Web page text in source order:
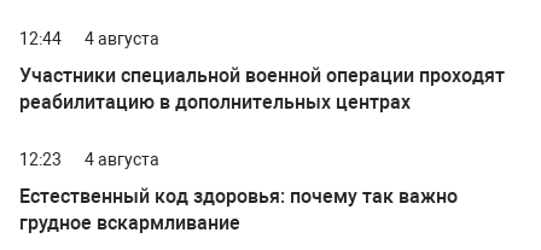
12:44 4 августа
Участники специальной военной операции проходят
реабилитацию в дополнительных центрах
12:23 4 августа
Естественный код здоровья: почему так важно
грудное вскармливание